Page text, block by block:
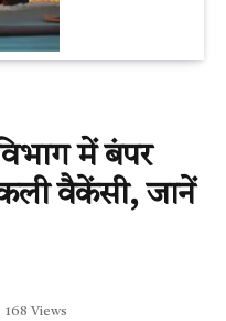
में बंपर
वैकेंसी, जानें
168 Views